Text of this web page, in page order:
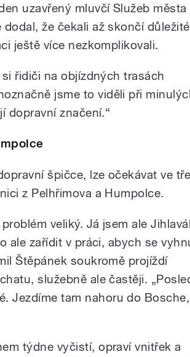
uzavřený mluvčí Služeb města
že čekali až skončí důležité
ještě více nezkomplikovali.
řidiči na objízdných trasách
jsme to viděli při
dopravní značení.“
špičce, lze očekávat ve
z Pelhřimova a Humpolce.
veliký. Já jsem ale
ale zařídit v práci, abych se
Štěpánek soukromě projíždí
služebně ale častěji.
Jezdíme tam nahoru do Bosche,
týdne vyčistí, opraví vnitřek a